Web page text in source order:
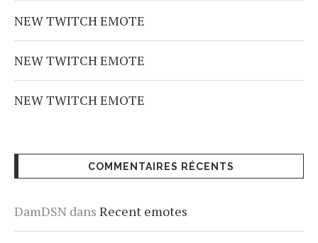
NEW TWITCH EMOTE
NEW TWITCH EMOTE
NEW TWITCH EMOTE
COMMENTAIRES RÉCENTS
DamDSN dans Recent emotes